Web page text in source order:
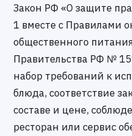
Закон РФ «О защите
1 вместе с Правилами
общественного
Правительства РФ №
набор требований к
блюда, соответствие
составе и цене,
ресторан или сервис